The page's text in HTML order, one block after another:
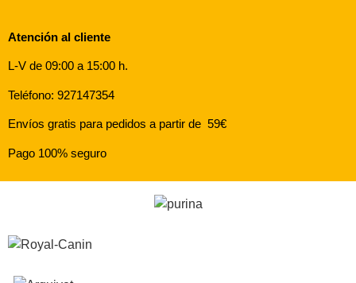
Atención al cliente
L-V de 09:00 a 15:00 h.
Teléfono: 927147354
Envíos gratis para pedidos a partir de 59€
Pago 100% seguro